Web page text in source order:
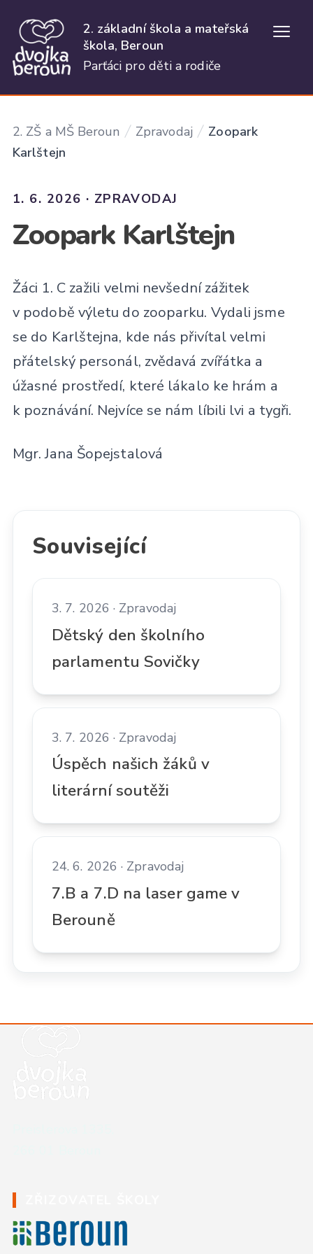
2. základní škola a mateřská
škola, Beroun
Parťáci pro děti a rodiče
2. ZŠ a MŠ Beroun Zpravodaj
Zoopark
Karlštejn
1. 6. 2026 · ZPRAVODAJ
Zoopark Karlštejn
Žáci 1. C zažili velmi nevšední zážitek
v podobě výletu do zooparku. Vydali jsme
se do Karlštejna, kde nás přivítal velmi
přátelský personál, zvědavá zvířátka a
úžasné prostředí, které lákalo ke hrám a
k poznávání. Nejvíce se nám líbili lvi a tygři.
Mgr. Jana Šopejstalová
Související
3. 7. 2026 · Zpravodaj
Dětský den školního
parlamentu Sovičky
3. 7. 2026 · Zpravodaj
Úspěch našich žáků v
literární soutěži
24. 6. 2026 · Zpravodaj
7.B a 7.D na laser game v
Berouně